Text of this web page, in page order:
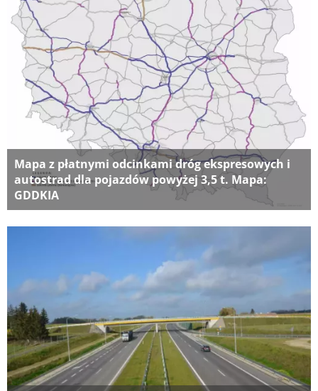
Mapa z płatnymi odcinkami dróg ekspresowych i
autostrad dla pojazdów powyżej 3,5 t. Mapa:
GDDKIA